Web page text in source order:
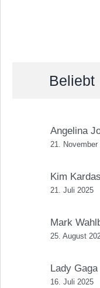
Beliebt
Angelina
21. November
Kim
21. Juli 2025
Mark
25. August
Lady Gaga
16. Juli 2025